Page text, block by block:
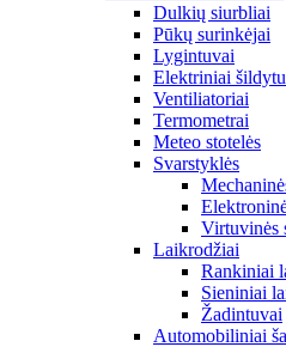
Dulkių siurbliai
Pūkų surinkėjai
Lygintuvai
Elektriniai
Ventiliatoriai
Termometrai
Meteo stotelės
Svarstyklės
Virtuvinės
Laikrodžiai
Rankiniai
Sieniniai
Žadintuvai
Automobiliniai